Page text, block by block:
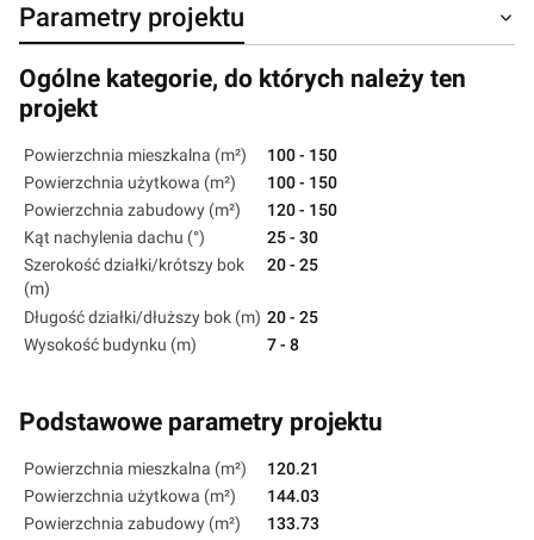
Parametry projektu
Ogólne kategorie, do których należy ten
projekt
Powierzchnia mieszkalna (m²)
100 - 150
Powierzchnia użytkowa (m²)
100 - 150
Powierzchnia zabudowy (m²)
120 - 150
Kąt nachylenia dachu (°)
25 - 30
Szerokość działki/krótszy bok
(m)
20 - 25
Długość działki/dłuższy bok (m) 20 - 25
Wysokość budynku (m)
7 - 8
Podstawowe parametry projektu
Powierzchnia mieszkalna (m²)
120.21
Powierzchnia użytkowa (m²)
144.03
Powierzchnia zabudowy (m²)
133.73